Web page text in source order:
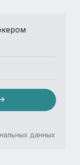
данных